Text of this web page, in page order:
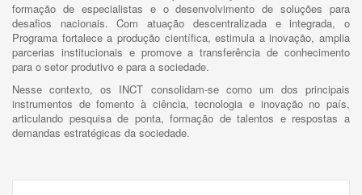
formação de especialistas e o desenvolvimento de soluções para
desafios nacionais. Com atuação descentralizada e integrada, o
Programa fortalece a produção científica, estimula a inovação, amplia
parcerias institucionais e promove a transferência de conhecimento
para o setor produtivo e para a sociedade.
Nesse contexto, os INCT consolidam-se como um dos principais
instrumentos de fomento à ciência, tecnologia e inovação no país,
articulando pesquisa de ponta, formação de talentos e respostas a
demandas estratégicas da sociedade.